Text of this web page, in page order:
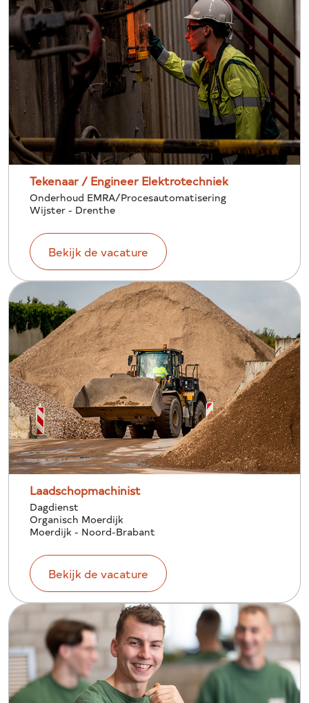
Tekenaar / Engineer Elektrotechniek
Onderhoud EMRA/Procesautomatisering
Wijster - Drenthe
Bekijk de vacature
Laadschopmachinist
Dagdienst
Organisch Moerdijk
Moerdijk - Noord-Brabant
Bekijk de vacature